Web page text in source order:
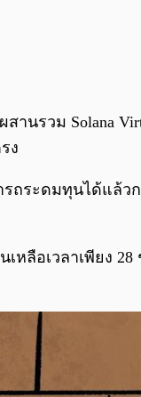
านรวม Solana
ง
ถระดมทุนได้แล้
ลือเวลาเพียง